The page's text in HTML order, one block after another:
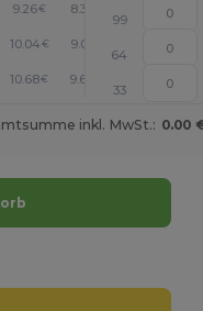
9.26€ 8.32
99
10.04€ 9.03
64
10.68€ 9.60
33
inkl. MwSt.: 0.00